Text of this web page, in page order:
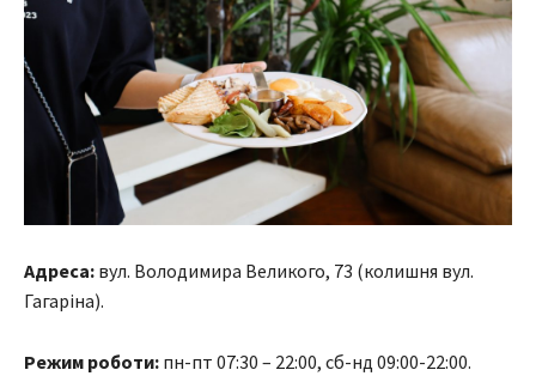
Адреса: вул. Володимира Великого, 73 (колишня вул.
Гагаріна).
Режим роботи: пн-пт 07:30 – 22:00, сб-нд 09:00-22:00.